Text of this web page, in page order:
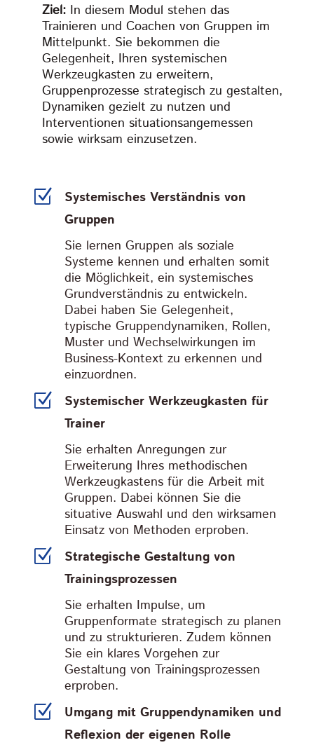
Ziel:In diesem Modul stehen das
Trainieren und Coachen von Gruppen im
Mittelpunkt. Sie bekommen die
Gelegenheit, Ihren systemischen
Werkzeugkasten zu erweitern,
Gruppenprozesse strategisch zu gestalten,
Dynamiken gezielt zu nutzen und
Interventionen situationsangemessen
sowie wirksam einzusetzen.
Z
Systemisches Verständnis von
Gruppen
Sie lernen Gruppen als soziale
Systeme kennen und erhalten somit
die Möglichkeit, ein systemisches
Grundverständnis zu entwickeln.
Dabei haben Sie Gelegenheit,
typische Gruppendynamiken, Rollen,
Muster und Wechselwirkungen im
Business-Kontext zu erkennen und
einzuordnen.
Z
Systemischer Werkzeugkasten für
Trainer
Sie erhalten Anregungen zur
Erweiterung Ihres methodischen
Werkzeugkastens für die Arbeit mit
Gruppen. Dabei können Sie die
situative Auswahl und den wirksamen
Einsatz von Methoden erproben.
Z
Strategische Gestaltung von
Trainingsprozessen
Sie erhalten Impulse, um
Gruppenformate strategisch zu planen
und zu strukturieren. Zudem können
Sie ein klares Vorgehen zur
Gestaltung von Trainingsprozessen
erproben.
Z
Umgang mit Gruppendynamiken und
Reflexion der eigenen Rolle